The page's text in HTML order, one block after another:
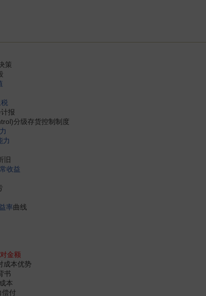
策
报
分级存货控制制度
力
旧
收益
率曲线
金额
成本优势
书
本
偿付